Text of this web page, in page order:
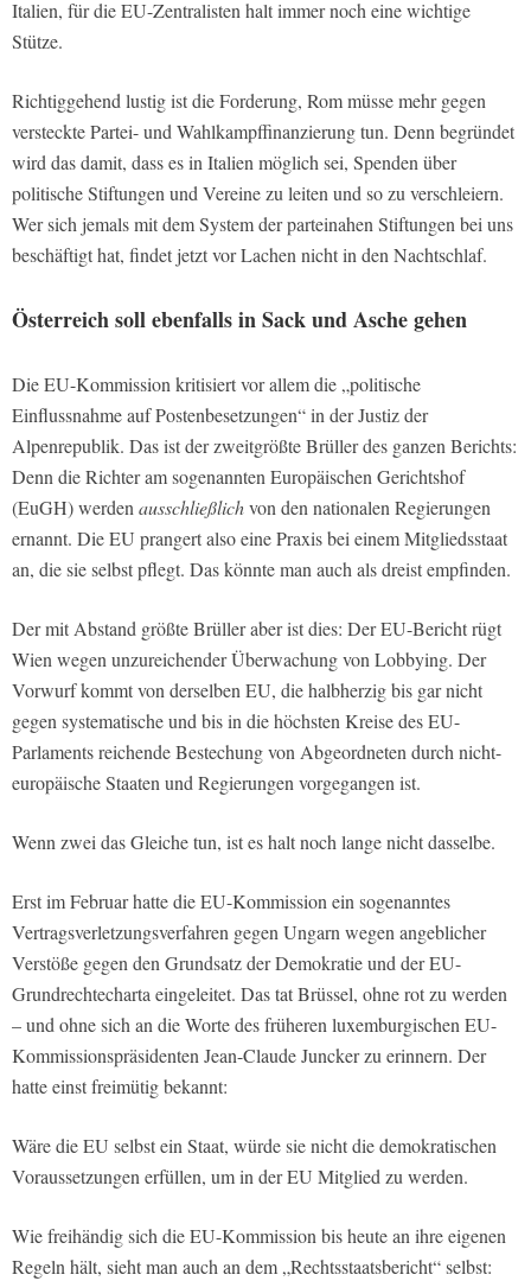
Italien, für die EU-Zentralisten halt immer noch eine wichtige
Stütze.
Richtiggehend lustig ist die Forderung, Rom müsse mehr gegen
versteckte Partei- und Wahlkampffinanzierung tun. Denn begründet
wird das damit, dass es in Italien möglich sei, Spenden über
politische Stiftungen und Vereine zu leiten und so zu verschleiern.
Wer sich jemals mit dem System der parteinahen Stiftungen bei uns
beschäftigt hat, findet jetzt vor Lachen nicht in den Nachtschlaf.
Österreich soll ebenfalls in Sack und Asche gehen
Die EU-Kommission kritisiert vor allem die „politische
Einflussnahme auf Postenbesetzungen“ in der Justiz der
Alpenrepublik. Das ist der zweitgrößte Brüller des ganzen Berichts:
Denn die Richter am sogenannten Europäischen Gerichtshof
(EuGH) werden ausschließlichvon den nationalen Regierungen
ernannt. Die EU prangert also eine Praxis bei einem Mitgliedsstaat
an, die sie selbst pflegt. Das könnte man auch als dreist empfinden.
Der mit Abstand größte Brüller aber ist dies: Der EU-Bericht rügt
Wien wegen unzureichender Überwachung von Lobbying. Der
Vorwurf kommt von derselben EU, die halbherzig bis gar nicht
gegen systematische und bis in die höchsten Kreise des EU-
Parlaments reichende Bestechung von Abgeordneten durch nicht-
europäische Staaten und Regierungen vorgegangen ist.
Wenn zwei das Gleiche tun, ist es halt noch lange nicht dasselbe.
Erst im Februar hatte die EU-Kommission ein sogenanntes
Vertragsverletzungsverfahren gegen Ungarn wegen angeblicher
Verstöße gegen den Grundsatz der Demokratie und der EU-
Grundrechtecharta eingeleitet. Das tat Brüssel, ohne rot zu werden
– und ohne sich an die Worte des früheren luxemburgischen EU-
Kommissionspräsidenten Jean-Claude Juncker zu erinnern. Der
hatte einst freimütig bekannt:
Wäre die EU selbst ein Staat, würde sie nicht die demokratischen
Voraussetzungen erfüllen, um in der EU Mitglied zu werden.
Wie freihändig sich die EU-Kommission bis heute an ihre eigenen
Regeln hält, sieht man auch an dem „Rechtsstaatsbericht“ selbst: